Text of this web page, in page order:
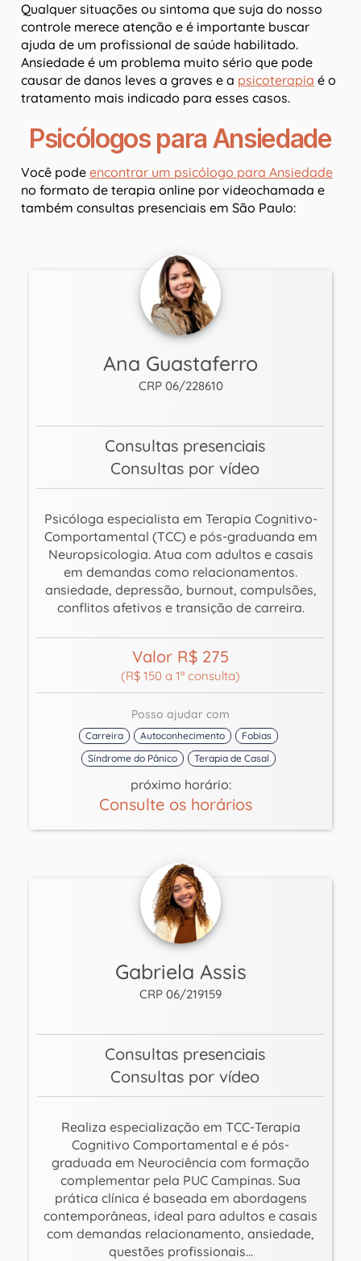
Qualquer situações ou sintoma que suja do nosso
controle merece atenção e é importante buscar
ajuda de um profissional de saúde habilitado.
Ansiedade é um problema muito sério que pode
causar de danos leves a graves e a psicoterapia é o
tratamento mais indicado para esses casos.
Psicólogos para Ansiedade
Você pode encontrar um psicólogo para Ansiedade
no formato de terapia online por videochamada e
também consultas presenciais em São Paulo:
Ana Guastaferro
CRP 06/228610
Consultas presenciais
Consultas por vídeo
Psicóloga especialista em Terapia Cognitivo-
Comportamental (TCC) e pós-graduanda em
Neuropsicologia. Atua com adultos e casais
em demandas como relacionamentos.
ansiedade, depressão, burnout, compulsões,
conflitos afetivos e transição de carreira.
Valor R$ 275
(R$ 150 a 1ª consulta)
Posso ajudar com
Carreira Autoconhecimento
Fobias
Síndrome do Pânico
Terapia de Casal
próximo horário:
Consulte os horários
Gabriela Assis
CRP 06/219159
Consultas presenciais
Consultas por vídeo
Realiza especialização em TCC-Terapia
Cognitivo Comportamental e é pós-
graduada em Neurociência com formação
complementar pela PUC Campinas. Sua
prática clínica é baseada em abordagens
contemporâneas, ideal para adultos e casais
com demandas relacionamento, ansiedade,
questões profissionais...